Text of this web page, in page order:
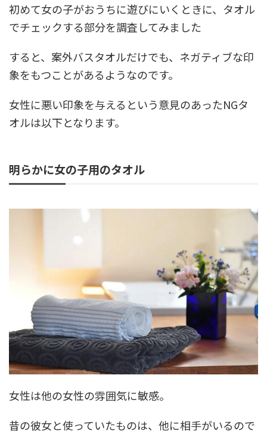
初めて女の子がおうちに遊びにいくときに、タオル
でチェックする部分を調査してみました
すると、案外バスタオルだけでも、ネガティブな印
象をもつことがあるようなのです。
女性に悪い印象を与えるという意見のあったNGタ
オルは以下となります。
明らかに女の子用のタオル
女性は他の女性の雰囲気に敏感。
昔の彼女と使っていたものは、他に相手がいるので